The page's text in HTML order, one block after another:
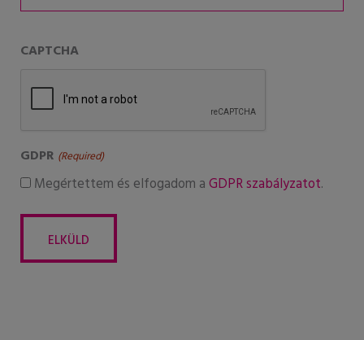
CAPTCHA
GDPR (Required)
Megértettem és elfogadom aGDPR szabályzatot.